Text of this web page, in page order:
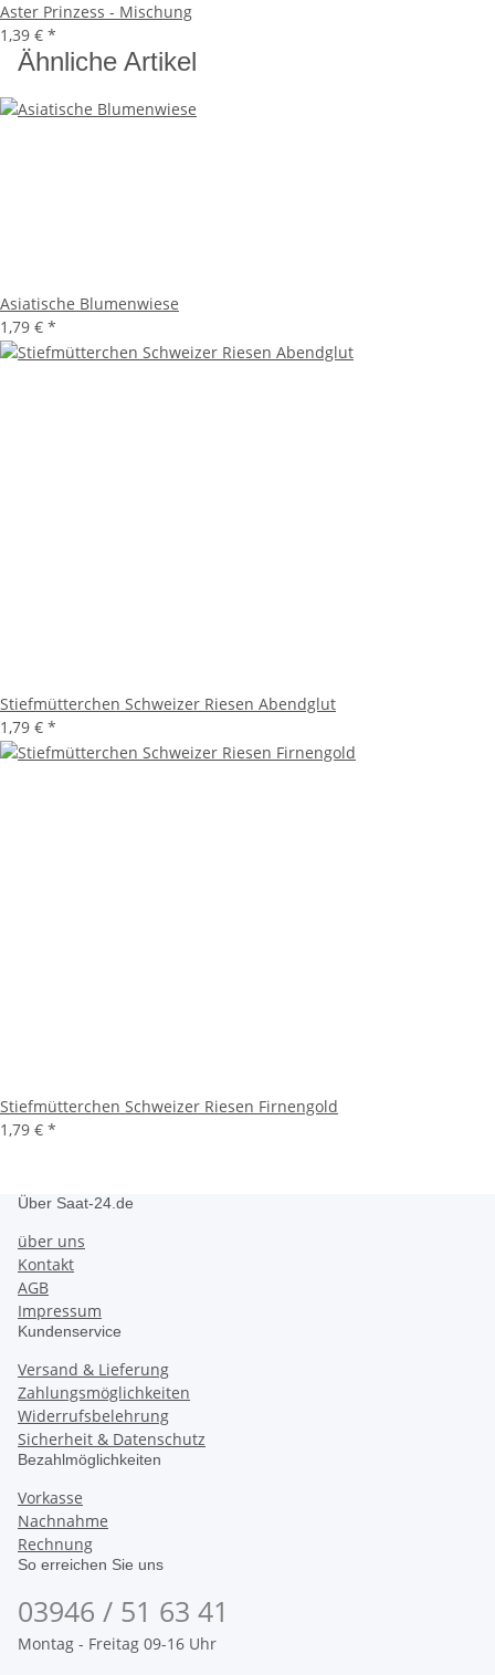
Aster Prinzess - Mischung
1,39 € *
Ähnliche Artikel
Asiatische Blumenwiese
1,79 € *
Stiefmütterchen Schweizer Riesen Abendglut
1,79 € *
Stiefmütterchen Schweizer Riesen Firnengold
1,79 € *
Über Saat-24.de
über uns
Kontakt
AGB
Impressum
Kundenservice
Versand & Lieferung
Zahlungsmöglichkeiten
Widerrufsbelehrung
Sicherheit & Datenschutz
Bezahlmöglichkeiten
Vorkasse
Nachnahme
Rechnung
So erreichen Sie uns
03946 / 51 63 41
Montag - Freitag 09-16 Uhr